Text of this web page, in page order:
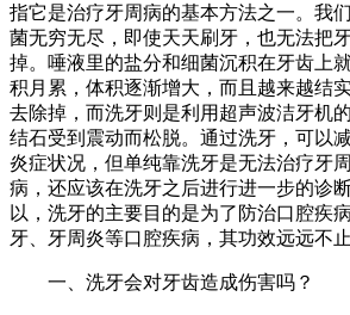
指它是治疗牙周病的基本方法之一。我
菌无穷无尽，即使天天刷牙，也无法把
掉。唾液里的盐分和细菌沉积在牙齿上
积月累，体积逐渐增大，而且越来越结
去除掉，而洗牙则是利用超声波洁牙机
结石受到震动而松脱。通过洗牙，可以
炎症状况，但单纯靠洗牙是无法治疗牙
病，还应该在洗牙之后进行进一步的诊
以，洗牙的主要目的是为了防治口腔疾
牙、牙周炎等口腔疾病，其功效远远不
一、洗牙会对牙齿造成伤害吗？